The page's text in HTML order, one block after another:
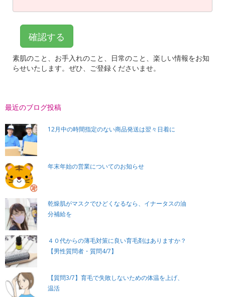
最近のブログ投稿
12月中の時間指定のない商品発送は翌々日着に
年末年始の営業についてのお知らせ
乾燥肌がマスクでひどくなるなら、イナータスの油
分補給を
４０代からの薄毛対策に良い育毛剤はありますか？
【男性質問者・質問4/7】
【質問3/7】育毛で失敗しないための体温を上げ、
温活